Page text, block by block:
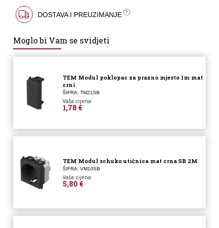
DOSTAVA I PREUZIMANJE
Moglo bi Vam se svidjeti
TEM Modul poklopac za prazno mjesto 1m mat
crni
ŠIFRA: TM21SB
Vaša cijena:
1,78 €
TEM Modul schuko utičnica mat crna SB 2M
ŠIFRA: VM10SB
Vaša cijena:
5,80 €